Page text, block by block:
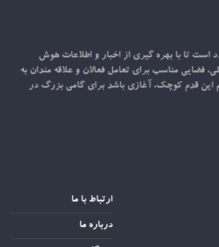
تا با بهره گیری از اخبار و اطلاعات هوش
فضایی مناسب برای تعامل فعالان و علاقه مندان به
این قدم کوچک، آغازی باشد برای گامی بزرگ در
ارتباط با ما
درباره ما